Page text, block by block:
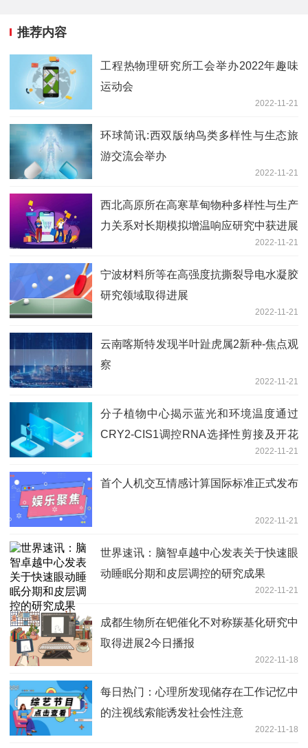
推荐内容
工程热物理研究所工会举办2022年趣味
运动会
2022-11-21
环球简讯:西双版纳鸟类多样性与生态旅
游交流会举办
2022-11-21
西北高原所在高寒草甸物种多样性与生产
力关系对长期模拟增温响应研究中获进展
2022-11-21
宁波材料所等在高强度抗撕裂导电水凝胶
研究领域取得进展
2022-11-21
云南喀斯特发现半叶趾虎属2新种-焦点观
察
2022-11-21
分子植物中心揭示蓝光和环境温度通过
CRY2-CIS1调控RNA选择性剪接及开花
2022-11-21
首个人机交互情感计算国际标准正式发布
2022-11-21
世界速讯：脑智卓越中心发表关于快速眼
动睡眠分期和皮层调控的研究成果
2022-11-21
成都生物所在钯催化不对称羰基化研究中
取得进展2今日播报
2022-11-18
每日热门：心理所发现储存在工作记忆中
的注视线索能诱发社会性注意
2022-11-18